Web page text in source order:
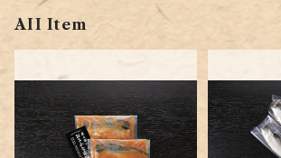
AII Item